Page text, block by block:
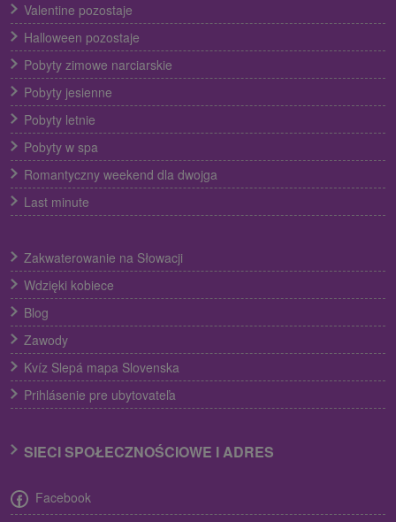
Valentine pozostaje
Halloween pozostaje
Pobyty zimowe narciarskie
Pobyty jesienne
Pobyty letnie
Pobyty w spa
Romantyczny weekend dla dwojga
Last minute
Zakwaterowanie na Słowacji
Wdzięki kobiece
Blog
Zawody
Kvíz Slepá mapa Slovenska
Prihlásenie pre ubytovateľa
SIECI SPOŁECZNOŚCIOWE I ADRES
Facebook